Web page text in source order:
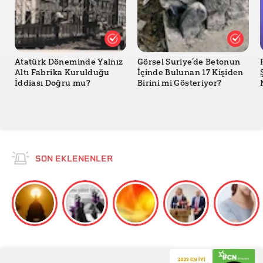
Atatürk Döneminde Yalnız
Altı Fabrika Kurulduğu
İddiası Doğru mu?
Görsel Suriye’de Betonun
İçinde Bulunan 17 Kişiden
Birini mi Gösteriyor?
SON EKLENENLER